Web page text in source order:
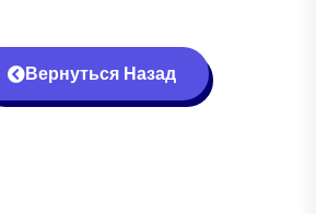
Вернуться Назад